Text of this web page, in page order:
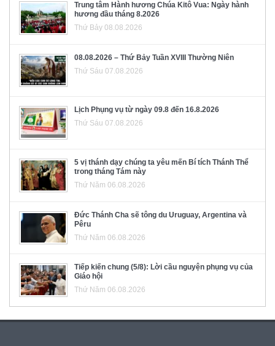
Trung tâm Hành hương Chúa Kitô Vua: Ngày hành
hương đầu tháng 8.2026
Thứ Bảy 08.08.2026
08.08.2026 – Thứ Bảy Tuần XVIII Thường Niên
Thứ Sáu 07.08.2026
Lịch Phụng vụ từ ngày 09.8 đến 16.8.2026
Thứ Sáu 07.08.2026
5 vị thánh dạy chúng ta yêu mến Bí tích Thánh Thể
trong tháng Tám này
Thứ Năm 06.08.2026
Đức Thánh Cha sẽ tông du Uruguay, Argentina và
Pêru
Thứ Năm 06.08.2026
Tiếp kiến chung (5/8): Lời cầu nguyện phụng vụ của
Giáo hội
Thứ Năm 06.08.2026